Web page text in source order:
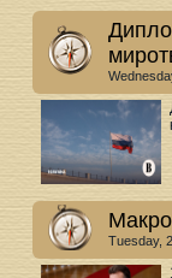
Tuesday,